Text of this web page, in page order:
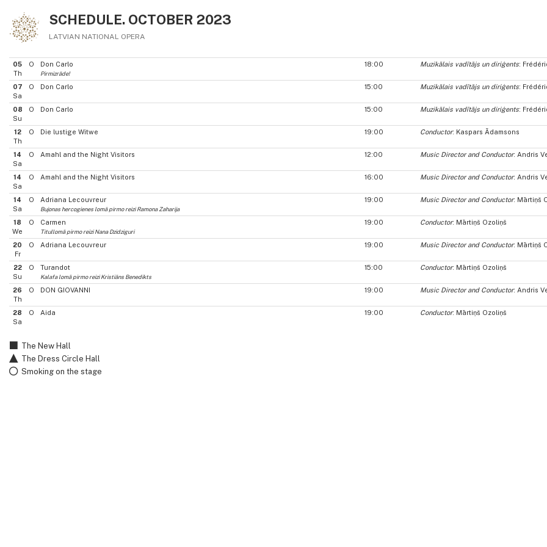
SCHEDULE. OCTOBER 2023
LATVIAN NATIONAL OPERA
05
Th
O Don Carlo
Pirmizrāde!
18:00 Muzikālais vadītājs un diriģents:
07
Sa
O Don Carlo 15:00 Muzikālais vadītājs un diriģents:
08
Su
O Don Carlo 15:00 Muzikālais vadītājs un diriģents:
12
Th
O Die lustige Witwe 19:00 Conductor: Kaspars Ādamsons
14
Sa
O Amahl and the Night Visitors 12:00 Music Director and Conductor: Andris
14
Sa
O Amahl and the Night Visitors 16:00 Music Director and Conductor: Andris
14
Sa
O Adriana Lecouvreur
Bujonas hercogienes lomā pirmo reizi Ramona Zaharija
19:00 Music Director and Conductor: Mārtiņš
18
We
O Carmen
Titullomā pirmo reizi Nana Dzidziguri
19:00 Conductor: Mārtiņš Ozoliņš
20
Fr
O Adriana Lecouvreur 19:00 Music Director and Conductor: Mārtiņš
22
Su
O Turandot
Kalafa lomā pirmo reizi Kristiāns Benedikts
15:00 Conductor: Mārtiņš Ozoliņš
26
Th
O DON GIOVANNI 19:00 Music Director and Conductor: Andris
28
Sa
O Aida 19:00 Conductor: Mārtiņš Ozoliņš
The New Hall
The Dress Circle Hall
Smoking on the stage